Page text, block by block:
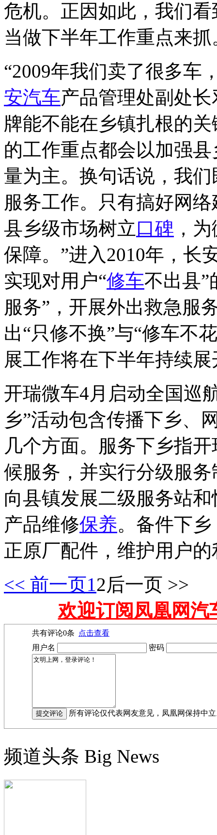
危机。正因如此，我们
当做下半年工作重点来抓
“2009年我们卖了很多车
安汽车产品管理处副处
牌能不能在乡镇扎根的
的工作重点都会以加强
量为主。换句话说，我
服务工作。只有搞好网
县乡级市场树立口碑 ，
保障。”进入2010年，长
实现对用户“修车不出县”
服务”，开展外出救急服
出“只修不换”与“修车不
展工作将在下半年持续展
开瑞微车4月启动全国巡
乡”活动包含传播下乡、
几个方面。服务下乡指
候服务，并实行分级服
向县镇发展二级服务站
产品维修保养。备件下
正原厂配件，维护用户
<< 前一页12后一页 >>
欢迎订阅凤凰网汽
共有评论0条
点击查看
用户名
密码
所有评论仅代表网友意见，凤凰网保持中
频道头条 Big News